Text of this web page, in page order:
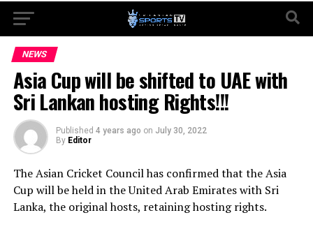
NEWS
Asia Cup will be shifted to UAE with
Sri Lankan hosting Rights!!!
Published 4 years ago on July 30, 2022
By Editor
The Asian Cricket Council has confirmed that the Asia
Cup will be held in the United Arab Emirates with Sri
Lanka, the original hosts, retaining hosting rights.